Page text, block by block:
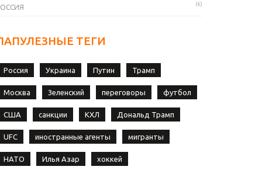
(6)
ТЕГИ
Россия Украина Путин Трамп
Москва Зеленский переговоры футбол
США санкции КХЛ Дональд Трамп
UFC иностранные агенты мигранты
НАТО Илья Азар хоккей